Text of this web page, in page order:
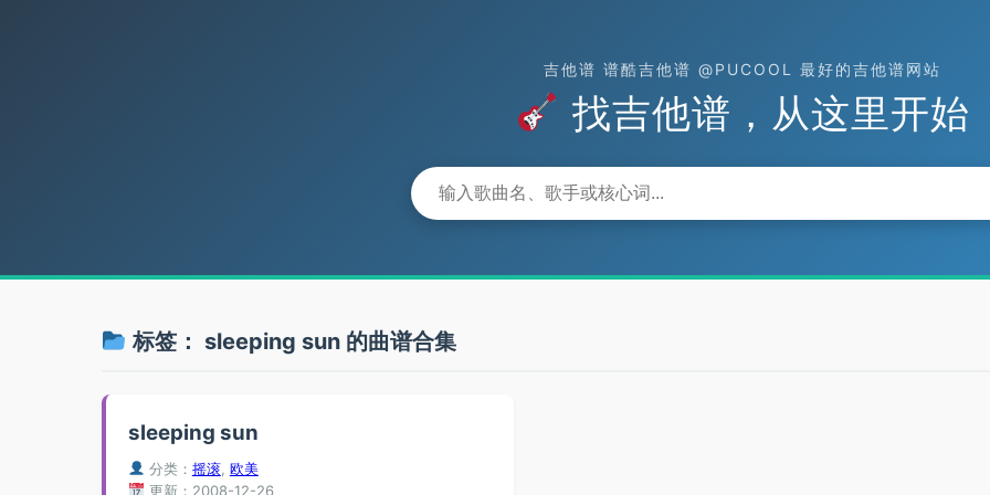
吉他谱 谱酷吉他谱 @PUCOOL 最好的吉他谱网站
找吉他谱，从这里开始
标签： sleeping sun的曲谱合集
sleeping sun
分类： 摇滚, 欧美
更新：2008-12-26